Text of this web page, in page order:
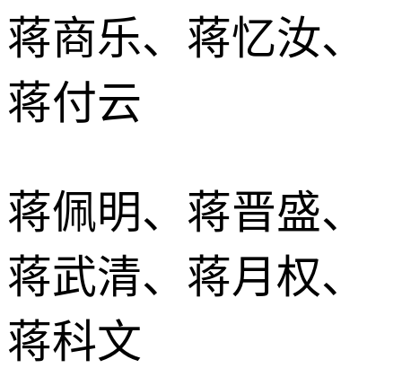
蒋商乐、蒋忆汝、
蒋付云
蒋佩明、蒋晋盛、
蒋武清、蒋月权、
蒋科文